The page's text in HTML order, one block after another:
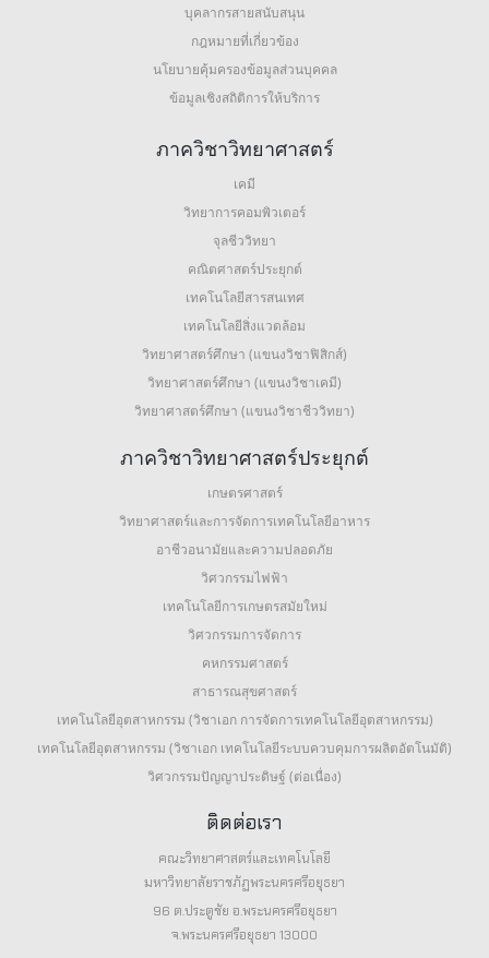
บุคลากรสายสนับสนุน
กฎหมายที่เกี่ยวข้อง
นโยบายคุ้มครองข้อมูลส่วนบุคคล
ข้อมูลเชิงสถิติการให้บริการ
ภาควิชาวิทยาศาสตร์
เคมี
วิทยาการคอมพิวเตอร์
จุลชีววิทยา
คณิตศาสตร์ประยุกต์
เทคโนโลยีสารสนเทศ
เทคโนโลยีสิ่งแวดล้อม
วิทยาศาสตร์ศึกษา (แขนงวิชาฟิสิกส์)
วิทยาศาสตร์ศึกษา (แขนงวิชาเคมี)
วิทยาศาสตร์ศึกษา (แขนงวิชาชีววิทยา)
ภาควิชาวิทยาศาสตร์ประยุกต์
เกษตรศาสตร์
วิทยาศาสตร์และการจัดการเทคโนโลยีอาหาร
อาชีวอนามัยและความปลอดภัย
วิศวกรรมไฟฟ้า
เทคโนโลยีการเกษตรสมัยใหม่
วิศวกรรมการจัดการ
คหกรรมศาสตร์
สาธารณสุขศาสตร์
เทคโนโลยีอุตสาหกรรม (วิชาเอก การจัดการเทคโนโลยีอุตสาหกรรม)
เทคโนโลยีอุตสาหกรรม (วิชาเอก เทคโนโลยีระบบควบคุมการผลิตอัตโนมัติ)
วิศวกรรมปัญญาประดิษฐ์ (ต่อเนื่อง)
ติดต่อเรา
คณะวิทยาศาสตร์และเทคโนโลยี
มหาวิทยาลัยราชภัฏพระนครศรีอยุธยา
96 ต.ประตูชัย อ.พระนครศรีอยุธยา
จ.พระนครศรีอยุธยา 13000